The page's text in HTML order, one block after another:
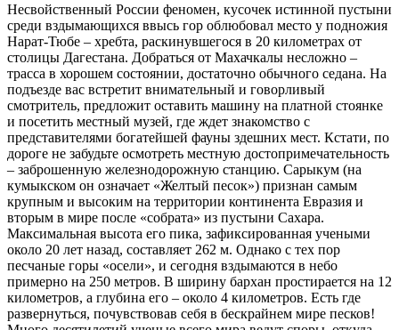
Несвойственный России феномен, кусочек истинной пустыни
среди вздымающихся ввысь гор облюбовал место у подножия
Нарат-Тюбе – хребта, раскинувшегося в 20 километрах от
столицы Дагестана. Добраться от Махачкалы несложно –
трасса в хорошем состоянии, достаточно обычного седана. На
подъезде вас встретит внимательный и говорливый
смотритель, предложит оставить машину на платной стоянке
и посетить местный музей, где ждет знакомство с
представителями богатейшей фауны здешних мест. Кстати, по
дороге не забудьте осмотреть местную достопримечательность
– заброшенную железнодорожную станцию. Сарыкум (на
кумыкском он означает «Желтый песок») признан самым
крупным и высоким на территории континента Евразия и
вторым в мире после «собрата» из пустыни Сахара.
Максимальная высота его пика, зафиксированная учеными
около 20 лет назад, составляет 262 м. Однако с тех пор
песчаные горы «осели», и сегодня вздымаются в небо
примерно на 250 метров. В ширину бархан простирается на 12
километров, а глубина его – около 4 километров. Есть где
развернуться, почувствовав себя в бескрайнем мире песков!